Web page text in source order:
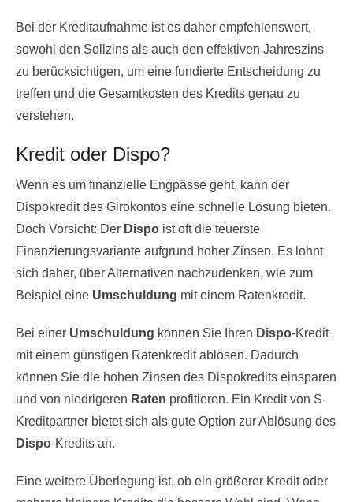
Bei der Kreditaufnahme ist es daher empfehlenswert,
sowohl den Sollzins als auch den effektiven Jahreszins
zu berücksichtigen, um eine fundierte Entscheidung zu
treffen und die Gesamtkosten des Kredits genau zu
verstehen.
Kredit oder Dispo?
Wenn es um finanzielle Engpässe geht, kann der
Dispokredit des Girokontos eine schnelle Lösung bieten.
Doch Vorsicht: Der Dispo ist oft die teuerste
Finanzierungsvariante aufgrund hoher Zinsen. Es lohnt
sich daher, über Alternativen nachzudenken, wie zum
Beispiel eine Umschuldung mit einem Ratenkredit.
Bei einer Umschuldung können Sie Ihren Dispo-Kredit
mit einem günstigen Ratenkredit ablösen. Dadurch
können Sie die hohen Zinsen des Dispokredits einsparen
und von niedrigeren Raten profitieren. Ein Kredit von S-
Kreditpartner bietet sich als gute Option zur Ablösung des
Dispo-Kredits an.
Eine weitere Überlegung ist, ob ein größerer Kredit oder